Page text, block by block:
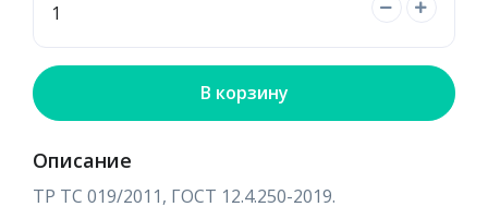
В корзину
Описание
ТР ТС 019/2011, ГОСТ 12.4.250-2019.